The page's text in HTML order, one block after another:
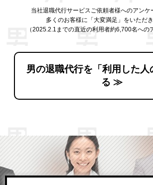
当社退職代行サービスご依頼者様へのアンケ
多くのお客様に「大変満足」をいただき
（2025.2.1までの直近の利用者約6,700名への
男の退職代行を「利用した人
る ≫